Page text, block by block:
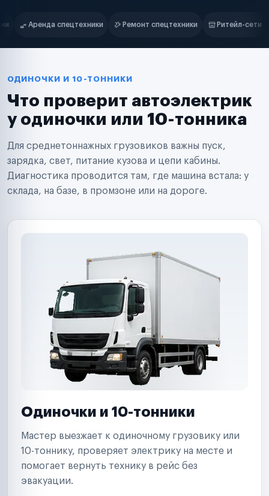
Нам доверяют
Ремонт спецтехники Ритейл-сети Управляющие компании
Маркетплейсы
Таксопарки
Автодилеры
Поставщики запчастей
Аренда спецтехники
Ремонт спецтехники
Ритейл-сети
Управляющие компании
Страховые компании
ОДИНОЧКИ И 10-ТОННИКИ
Что проверит автоэлектрик
у одиночки или 10-тонника
Для среднетоннажных грузовиков важны пуск,
зарядка, свет, питание кузова и цепи кабины.
Диагностика проводится там, где машина встала: у
склада, на базе, в промзоне или на дороге.
Одиночки и 10-тонники
Мастер выезжает к одиночному грузовику или
10-тоннику, проверяет электрику на месте и
помогает вернуть технику в рейс без
эвакуации.